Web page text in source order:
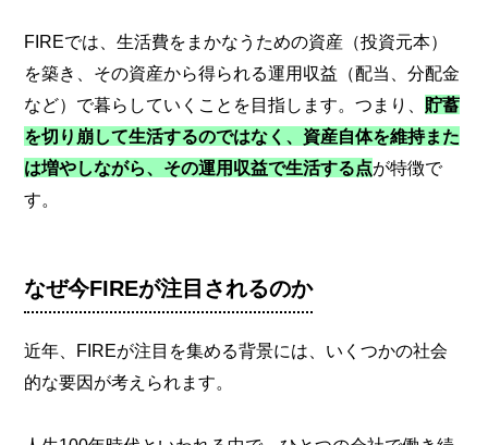
FIREでは、生活費をまかなうための資産（投資元本）
を築き、その資産から得られる運用収益（配当、分配金
など）で暮らしていくことを目指します。つまり、 貯蓄
を切り崩して生活するのではなく、資産自体を維持また
は増やしながら、その運用収益で生活する点が特徴で
す。
なぜ今FIREが注目されるのか
近年、FIREが注目を集める背景には、いくつかの社会
的な要因が考えられます。